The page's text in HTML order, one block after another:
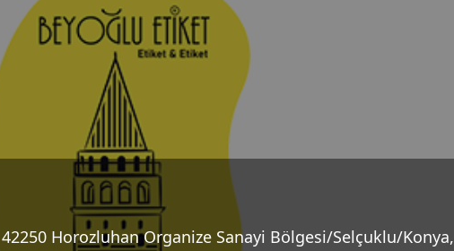
Horozluhan Organize Sanayi Bölgesi/Selçuklu/Konya,